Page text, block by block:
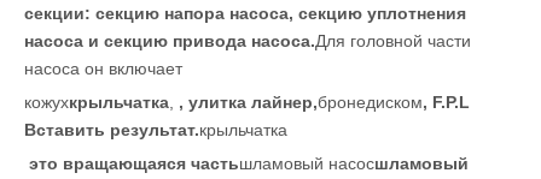
секции: секцию напора насоса, секцию уплотнения
насоса и секцию привода насоса.Для головной части
насоса он включает
кожухкрыльчатка , улитка лайнер,бронедиском, F.P.L
Вставить результат.крыльчатка
это вращающаяся частьшламовый насосшламовый